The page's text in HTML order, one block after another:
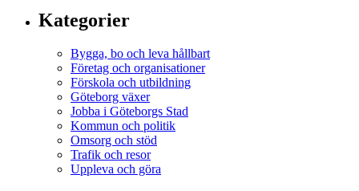
Kategorier
Bygga, bo och leva hållbart
Företag och organisationer
Förskola och utbildning
Göteborg växer
Jobba i Göteborgs Stad
Kommun och politik
Omsorg och stöd
Trafik och resor
Uppleva och göra